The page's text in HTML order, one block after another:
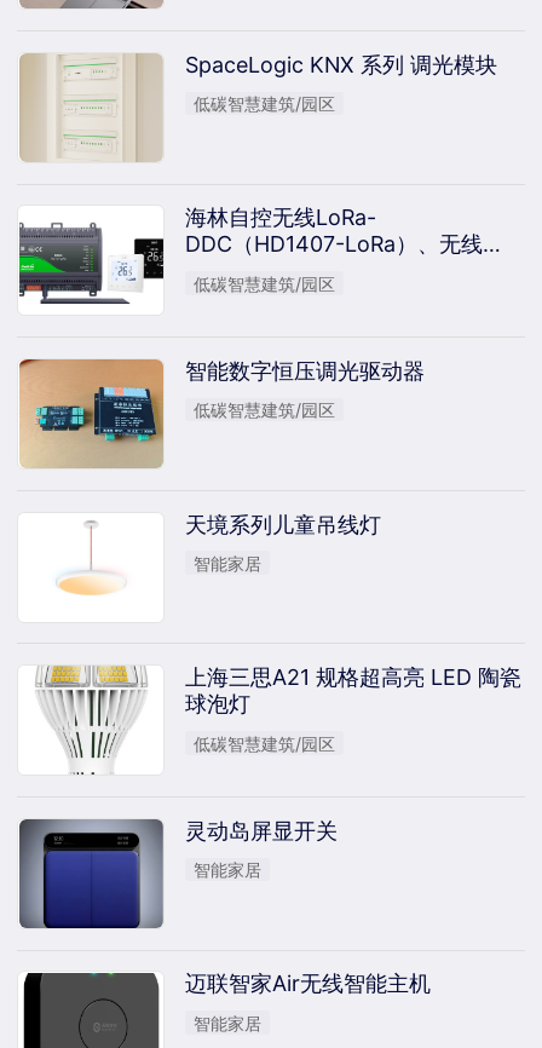
SpaceLogic KNX 系列 调光模块
低碳智慧建筑/园区
海林自控无线LoRa-
DDC（HD1407-LoRa）、无线
LoRa温控器（HL7036）
低碳智慧建筑/园区
智能数字恒压调光驱动器
低碳智慧建筑/园区
天境系列儿童吊线灯
智能家居
上海三思A21 规格超高亮 LED 陶瓷
球泡灯
低碳智慧建筑/园区
灵动岛屏显开关
智能家居
迈联智家Air无线智能主机
智能家居